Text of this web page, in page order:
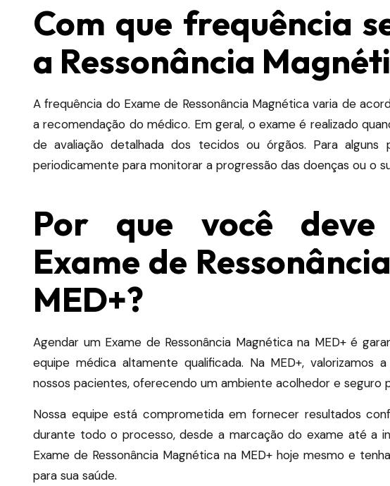
Com que frequência
a Ressonância
A frequência do Exame de Ressonância Magnética varia de
a recomendação do médico. Em geral, o exame é realizado
de avaliação detalhada dos tecidos ou órgãos. Para alguns
periodicamente para monitorar a progressão das doenças ou o
Por que você
Exame de
MED+?
Agendar um Exame de Ressonância Magnética na MED+ é
equipe médica altamente qualificada. Na MED+, valorizamos
nossos pacientes, oferecendo um ambiente acolhedor e seguro
Nossa equipe está comprometida em fornecer resultados
durante todo o processo, desde a marcação do exame até a
Exame de Ressonância Magnética na MED+ hoje mesmo e
para sua saúde.